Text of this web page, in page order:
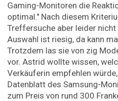
Gaming-Monitoren die
optimal." Nach diesem
Treffersuche aber leider
Auswahl ist riesig, da kann
Trotzdem las sie von zig
vor. Astrid wollte wissen,
Verkäuferin empfehlen
Datenblatt des Samsung-
zum Preis von rund 300